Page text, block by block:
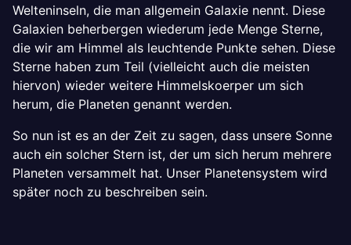
Welteninseln, die man allgemein Galaxie nennt. Diese
Galaxien beherbergen wiederum jede Menge Sterne,
die wir am Himmel als leuchtende Punkte sehen. Diese
Sterne haben zum Teil (vielleicht auch die meisten
hiervon) wieder weitere Himmelskoerper um sich
herum, die Planeten genannt werden.
So nun ist es an der Zeit zu sagen, dass unsere Sonne
auch ein solcher Stern ist, der um sich herum mehrere
Planeten versammelt hat. Unser Planetensystem wird
später noch zu beschreiben sein.